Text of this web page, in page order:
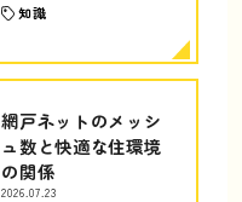
知識
網戸ネットのメッシ
ュ数と快適な住環境
の関係
2026.07.23